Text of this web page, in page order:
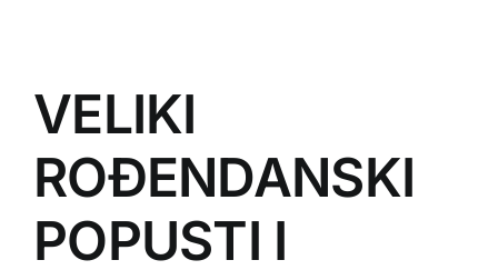
VELIKI
ROĐENDANSKI
POPUSTI I